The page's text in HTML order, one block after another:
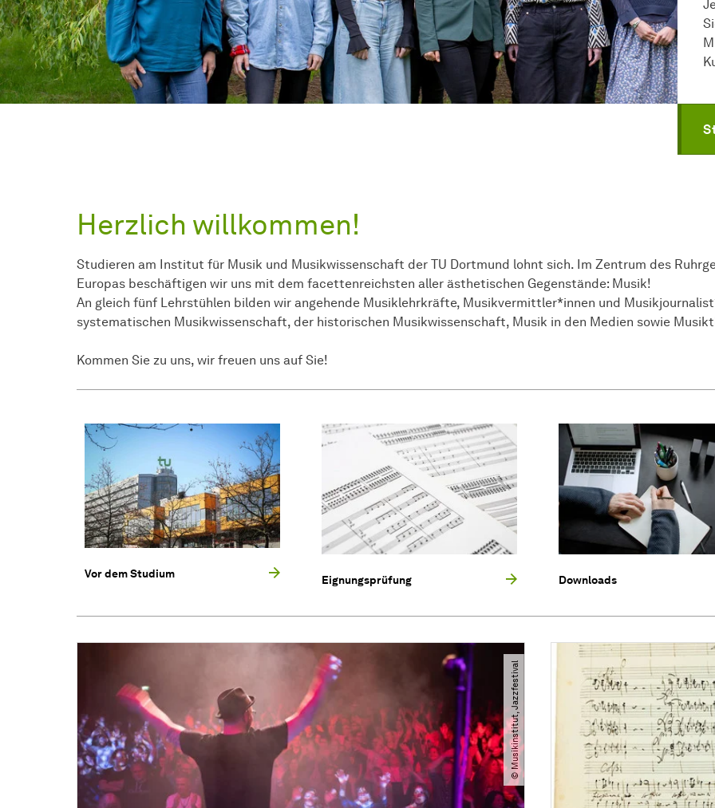
Herzlich willkommen!
Studieren am Institut für Musik und Musikwissenschaft der TU Dortmund lohnt sich. Im Zentrum des
Europas beschäftigen wir uns mit dem facettenreichsten aller ästhetischen Gegenstände: Musik!
An gleich fünf Lehrstühlen bilden wir angehende Musiklehrkräfte, Musikvermittler*innen und
systematischen Musikwissenschaft, der historischen Musikwissenschaft, Musik in den Medien sowie
Kommen Sie zu uns, wir freuen uns auf Sie!
Vor dem Studium Eignungsprüfung Downloads
© Musikinstitut, Jazzfestival